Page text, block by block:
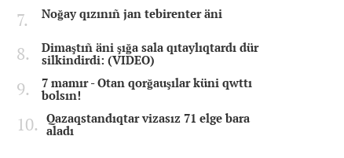
Noğay qızınıñ jan tebirenter äni
Dimaştıñ äni şığa sala qıtaylıqtardı dür
silkindirdi: (VIDEO)
7 mamır - Otan qorğauşılar küni qwttı
bolsın!
Qazaqstandıqtar vizasız 71 elge bara
aladı